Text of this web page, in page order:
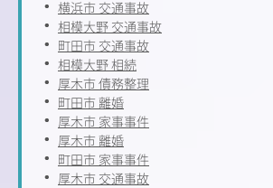
横浜市 交通事故
相模大野 交通事故
町田市 交通事故
相模大野 相続
厚木市 債務整理
町田市 離婚
厚木市 家事事件
厚木市 離婚
町田市 家事事件
厚木市 交通事故